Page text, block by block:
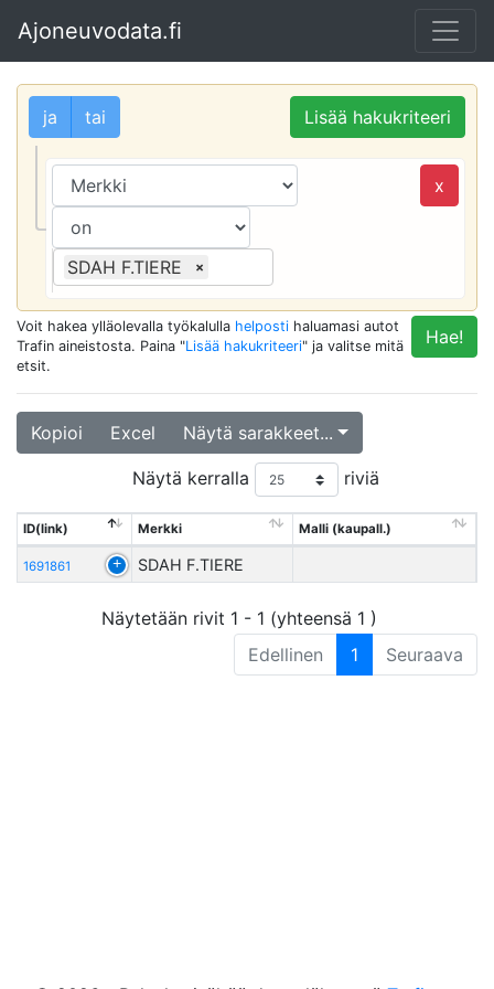
Ajoneuvodata.fi
Lisää hakukriteeri
ja tai
x
SDAH F.TIERE ×
Hae!
Voit hakea ylläolevalla työkalulla helposti haluamasi autot
Trafin aineistosta. Paina "Lisää hakukriteeri" ja valitse mitä
etsit.
Kopioi Excel Näytä sarakkeet...
Näytä kerralla riviä
ID(link) Merkki Malli (kaupall.)
1691861 SDAH F.TIERE
Näytetään rivit 1 - 1 (yhteensä 1 )
Edellinen
1 Seuraava